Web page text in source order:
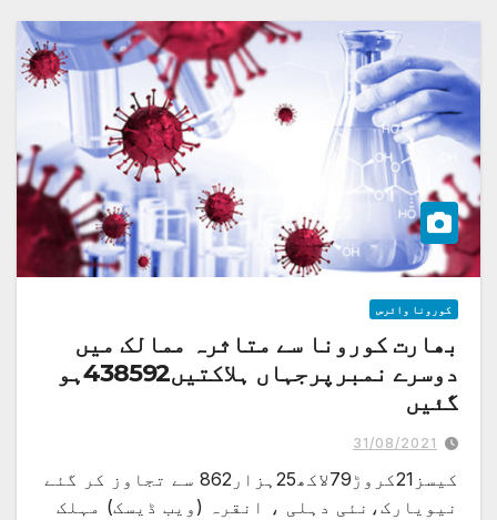
کورونا وائرس
بھارت کورونا سے متاثرہ ممالک میں
دوسرے نمبرپرجہاں ہلاکتیں438592ہو
گئیں
31/08/2021
کیسز21کروڑ79لاکھ25ہزار862 سے تجاوز کر گئے
نیویارک،نئی دہلی ، انقرہ (ویب ڈیسک) مہلک